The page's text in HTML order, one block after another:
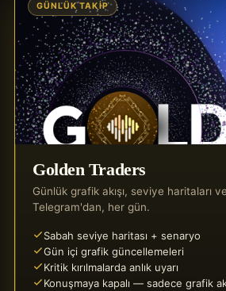
GÜNLÜK TAKIP
Golden Traders
Günlük grafik akışı, seviye haritaları
Telegram'dan, her gün.
Sabah seviye haritası + senaryo
Gün içi grafik güncellemeleri
Kritik kırılmalarda anlık uyarı
Konuşmaya kapalı — sadece grafik